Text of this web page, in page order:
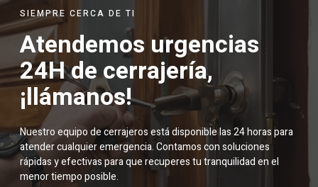
SIEMPRE CERCA DE TI
Atendemos urgencias
24H de cerrajería,
¡llámanos!
Nuestro equipo de cerrajeros está disponible las 24 horas para
atender cualquier emergencia. Contamos con soluciones
rápidas y efectivas para que recuperes tu tranquilidad en el
menor tiempo posible.